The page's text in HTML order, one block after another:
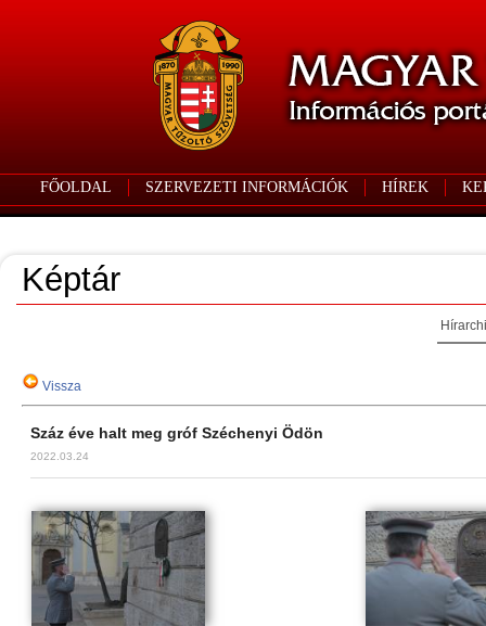
FŐOLDAL SZERVEZETI INFORMÁCIÓK HÍREK
Képtár
Vissza
Száz éve halt meg gróf Széchenyi Ödön
2022.03.24